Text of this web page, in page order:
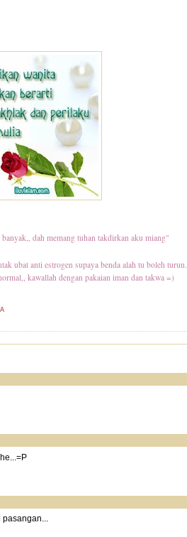
dah memang tuhan takdirkan aku miang"
ubat anti estrogen supaya benda alah tu boleh turun.
kawallah dengan pakaian iman dan takwa =)
pasangan...